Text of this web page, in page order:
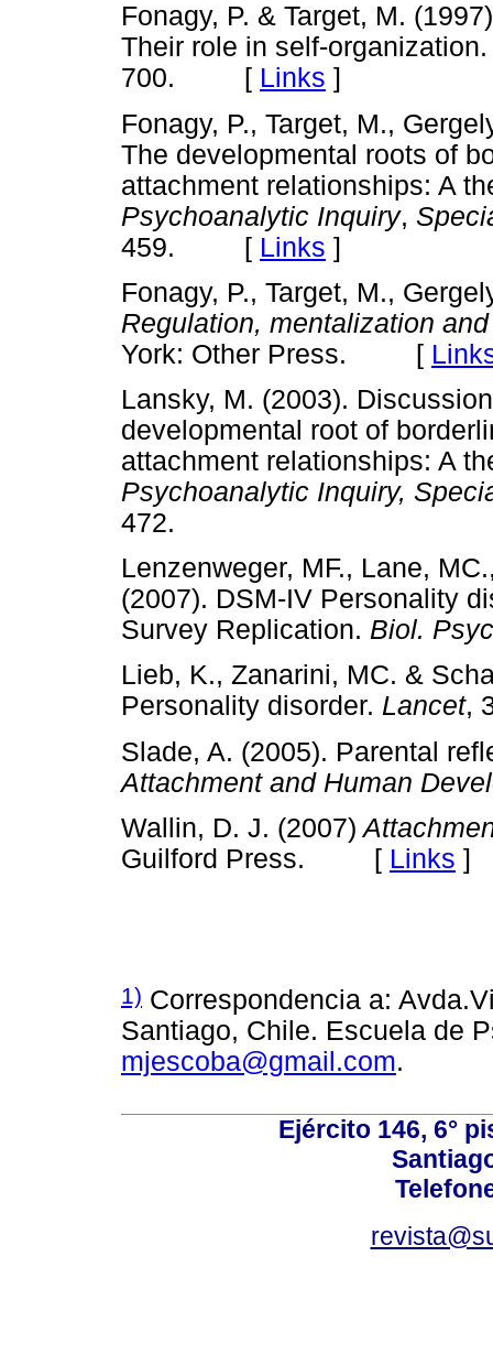
Fonagy, P. & Target, M.
Their role in self-
700. [ Links ]
Fonagy, P., Target, M.,
The developmental roots of
attachment relationships: A
Psychoanalytic Inquiry,
459. [ Links ]
Fonagy, P., Target, M.,
Regulation, mentalization
York: Other Press. [
Lansky, M. (2003).
developmental root of
attachment relationships: A
Psychoanalytic Inquiry,
472.
Lenzenweger, MF., Lane,
(2007). DSM-IV Personality
Survey Replication. Biol.
Lieb, K., Zanarini, MC. &
Personality disorder. Lancet,
Slade, A. (2005). Parental
Attachment and Human
Wallin, D. J. (2007)
Guilford Press. [ Links ]
1) Correspondencia a:
Santiago, Chile. Escuela de
mjescoba@gmail.com.
Ejército 146, 6°